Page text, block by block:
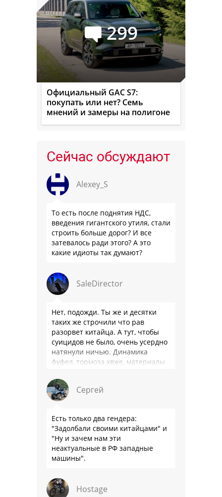
299
Официальный GAC S7:
покупать или нет? Семь
мнений и замеры на полигоне
Сейчас обсуждают
Alexey_S
То есть после поднятия НДС,
введения гигантского утиля, стали
строить больше дорог? И все
затевалось ради этого? А это
какие идиоты так думают?
SaleDirector
Нет, подожди. Ты же и десятки
таких же строчили что рав
разорвет китайца. А тут, чтобы
суицидов не было, очень усердно
натянули ничью. Динамика
фуфел, тормоза хвже, материалы
Сергей
Есть только два гендера:
"Задолбали своими китайцами" и
"Ну и зачем нам эти
неактуальные в РФ западные
машины".
Hostage